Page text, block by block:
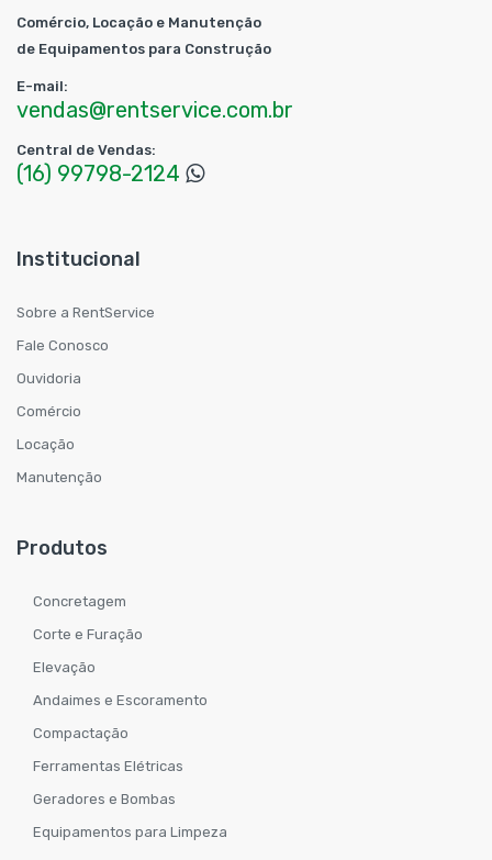
Comércio, Locação e Manutenção
de Equipamentos para Construção
E-mail:
vendas@rentservice.com.br
Central de Vendas:
(16) 99798-2124
Institucional
Sobre a RentService
Fale Conosco
Ouvidoria
Comércio
Locação
Manutenção
Produtos
Concretagem
Corte e Furação
Elevação
Andaimes e Escoramento
Compactação
Ferramentas Elétricas
Geradores e Bombas
Equipamentos para Limpeza